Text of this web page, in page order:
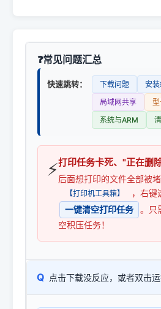
常见问题汇总
快速跳转： 下载问题 安
局域网共享
系统与ARM
⚡打印任务卡死、"正在删
后面想打印的文件全部被
【打印机工具箱】
，右键
一键清空打印任务
。只
空积压任务！
Q 点击下载没反应，或者双击